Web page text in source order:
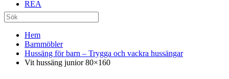
REA
Hem
Barnmöbler
Hussäng för barn – Trygga och vackra hussängar
Vit hussäng junior 80×160